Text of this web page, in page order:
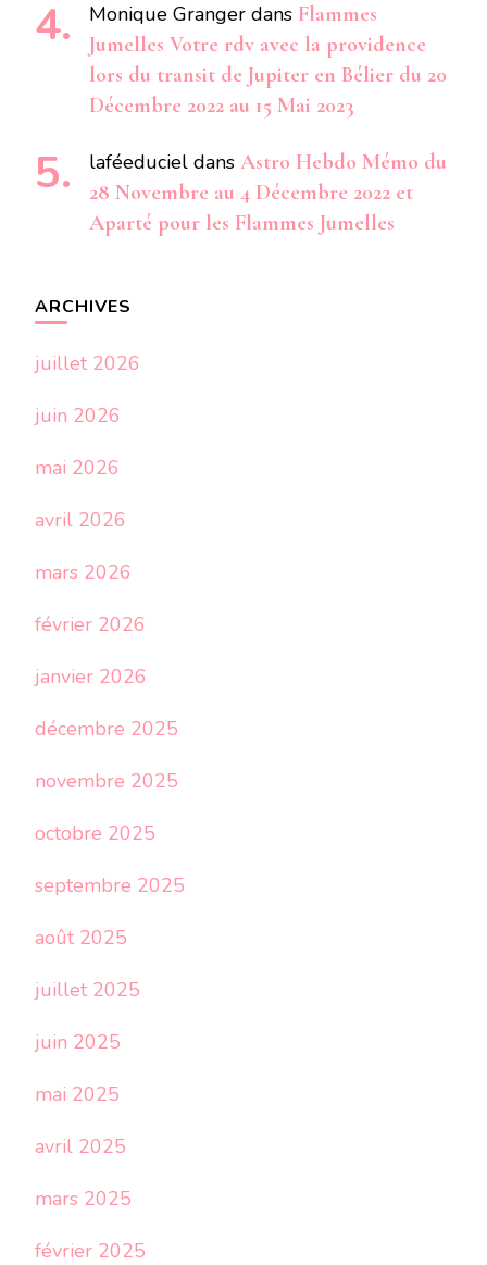
Monique Granger dans Flammes
Jumelles Votre rdv avec la providence
lors du transit de Jupiter en Bélier du 20
Décembre 2022 au 15 Mai 2023
laféeduciel dans Astro Hebdo Mémo du
28 Novembre au 4 Décembre 2022 et
Aparté pour les Flammes Jumelles
ARCHIVES
juillet 2026
juin 2026
mai 2026
avril 2026
mars 2026
février 2026
janvier 2026
décembre 2025
novembre 2025
octobre 2025
septembre 2025
août 2025
juillet 2025
juin 2025
mai 2025
avril 2025
mars 2025
février 2025